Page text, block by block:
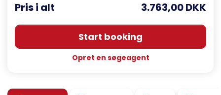
Pris i alt 3.763,00 DKK
Start booking
Opret en søgeagent